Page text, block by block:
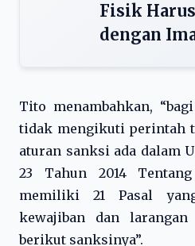
Fisik
dengan
Tito menambahkan,
tidak mengikuti perintah
aturan sanksi ada dalam
23 Tahun 2014
memiliki 21 Pasal
kewajiban dan
berikut sanksinya”.